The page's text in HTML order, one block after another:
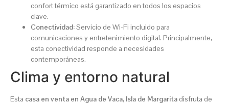
confort térmico está garantizado en todos los espacios
clave.
Conectividad:Servicio de Wi-Fi incluido para
comunicaciones y entretenimiento digital. Principalmente,
esta conectividad responde a necesidades
contemporáneas.
Clima y entorno natural
Esta casa en venta en Agua de Vaca, Isla de Margarita disfruta de